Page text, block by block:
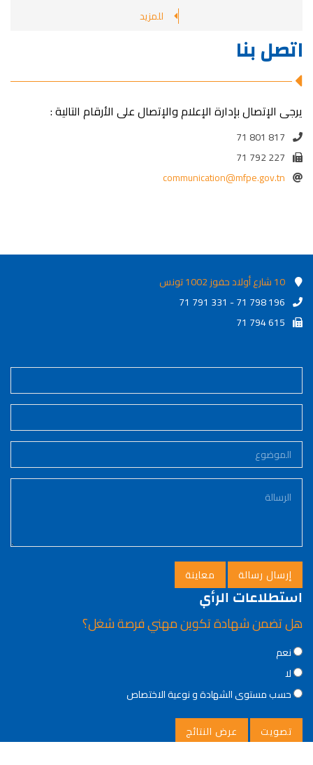
للمزيد
اتصل بنا
يرجى الإتصال بإدارة الإعلام والإتصال على الأرقام التالية :
71 801 817
71 792 227
communication@mfpe.gov.tn
10 شارع أولاد حفوز 1002 تونس
71 791 331 - 71 798 196
71 794 615
استطلاعات الرأي
هل تضمن شهادة تكوين مهني فرصة شغل؟
Choices
نعم
لا
حسب مستوى الشهادة و نوعية الاختصاص